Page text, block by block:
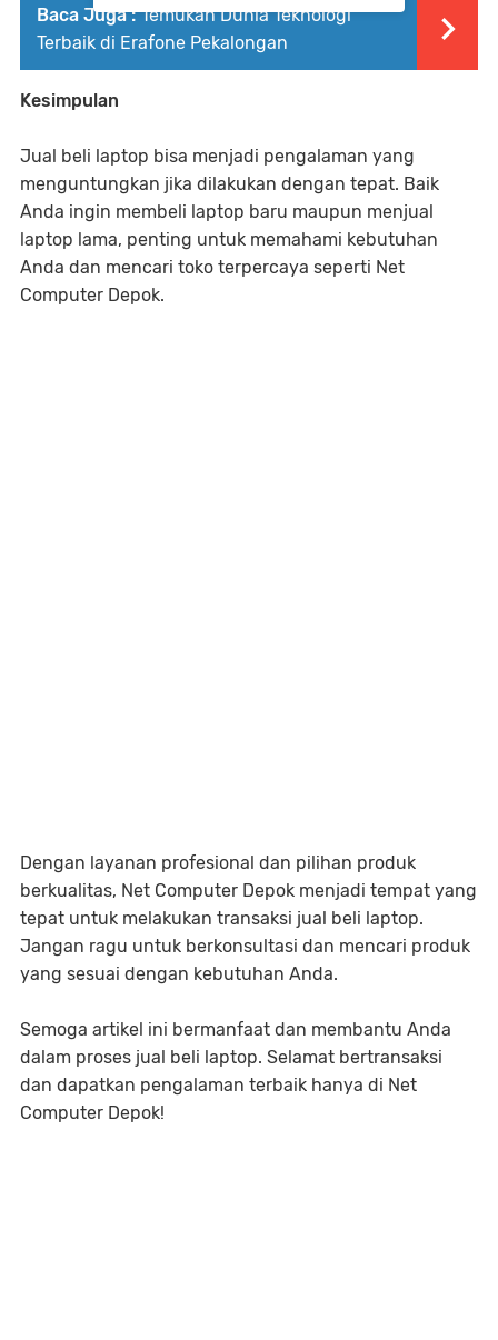
Baca Juga : Temukan Dunia Teknologi
Terbaik di Erafone Pekalongan
Kesimpulan
Jual beli laptop bisa menjadi pengalaman yang
menguntungkan jika dilakukan dengan tepat. Baik
Anda ingin membeli laptop baru maupun menjual
laptop lama, penting untuk memahami kebutuhan
Anda dan mencari toko terpercaya seperti Net
Computer Depok.
Dengan layanan profesional dan pilihan produk
berkualitas, Net Computer Depok menjadi tempat yang
tepat untuk melakukan transaksi jual beli laptop.
Jangan ragu untuk berkonsultasi dan mencari produk
yang sesuai dengan kebutuhan Anda.
Semoga artikel ini bermanfaat dan membantu Anda
dalam proses jual beli laptop. Selamat bertransaksi
dan dapatkan pengalaman terbaik hanya di Net
Computer Depok!